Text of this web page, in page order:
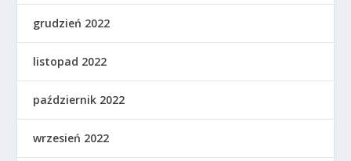
grudzień 2022
listopad 2022
październik 2022
wrzesień 2022